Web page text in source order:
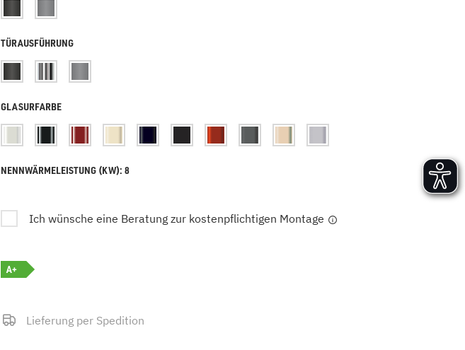
E bis G
O bis S
T bis Z
TÜRAUSFÜHRUNG
GLASURFARBE
NENNWÄRMELEISTUNG (KW): 8
Ich wünsche eine Beratung zur kostenpflichtigen Montage
A+
Lieferung per Spedition